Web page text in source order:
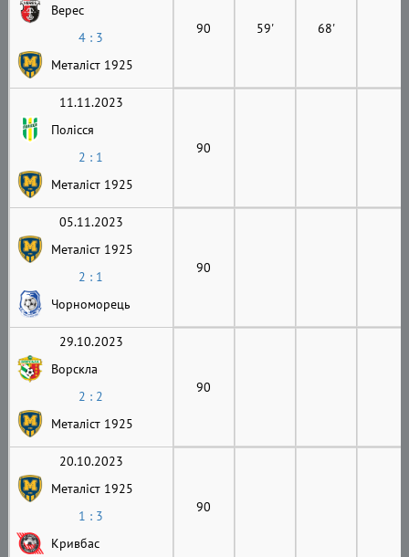
Верес
4 : 3
Металіст 1925
90 59' 68'
11.11.2023
Полісся
2 : 1
Металіст 1925
90
05.11.2023
Металіст 1925
2 : 1
Чорноморець
90
29.10.2023
Ворскла
2 : 2
Металіст 1925
90
20.10.2023
Металіст 1925
1 : 3
Кривбас
90